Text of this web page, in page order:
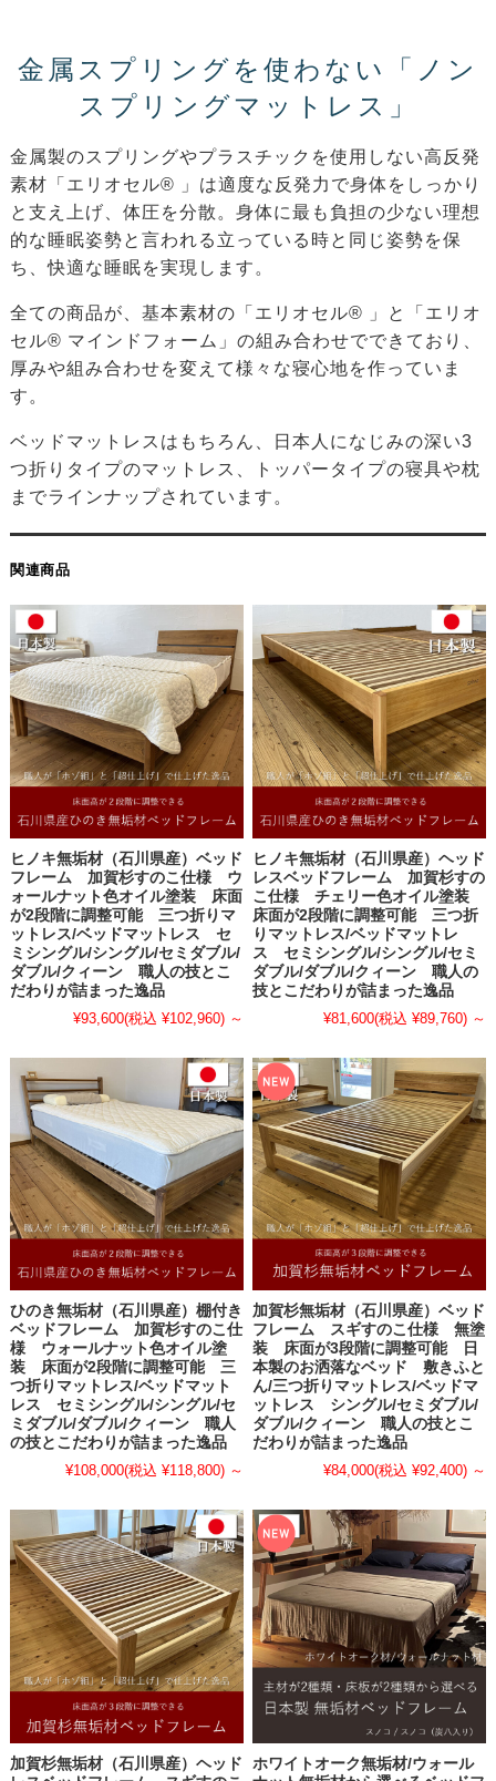
金属スプリングを使わない「ノン
スプリングマットレス」
金属製のスプリングやプラスチックを使用しない高反発
素材「エリオセル® 」は適度な反発力で身体をしっかり
と支え上げ、体圧を分散。身体に最も負担の少ない理想
的な睡眠姿勢と言われる立っている時と同じ姿勢を保
ち、快適な睡眠を実現します。
全ての商品が、基本素材の「エリオセル® 」と「エリオ
セル® マインドフォーム」の組み合わせでできており、
厚みや組み合わせを変えて様々な寝心地を作っていま
す。
ベッドマットレスはもちろん、日本人になじみの深い3
つ折りタイプのマットレス、トッパータイプの寝具や枕
までラインナップされています。
関連商品
ヒノキ無垢材（石川県産）ベッド
フレーム 加賀杉すのこ仕様 ウ
ォールナット色オイル塗装 床面
が2段階に調整可能 三つ折りマ
ットレス/ベッドマットレス セ
ミシングル/シングル/セミダブル/
ダブル/クィーン 職人の技とこ
だわりが詰まった逸品
¥93,600(税込 ¥102,960) ～
ヒノキ無垢材（石川県産）ヘッド
レスベッドフレーム 加賀杉すの
こ仕様 チェリー色オイル塗装
床面が2段階に調整可能 三つ折
りマットレス/ベッドマットレ
ス セミシングル/シングル/セミ
ダブル/ダブル/クィーン 職人の
技とこだわりが詰まった逸品
¥81,600(税込 ¥89,760) ～
ひのき無垢材（石川県産）棚付き
ベッドフレーム 加賀杉すのこ仕
様 ウォールナット色オイル塗
装 床面が2段階に調整可能 三
つ折りマットレス/ベッドマット
レス セミシングル/シングル/セ
ミダブル/ダブル/クィーン 職人
の技とこだわりが詰まった逸品
¥108,000(税込 ¥118,800) ～
加賀杉無垢材（石川県産）ベッド
フレーム スギすのこ仕様 無塗
装 床面が3段階に調整可能 日
本製のお洒落なベッド 敷きふと
ん/三つ折りマットレス/ベッドマ
ットレス シングル/セミダブル/
ダブル/クィーン 職人の技とこ
だわりが詰まった逸品
¥84,000(税込 ¥92,400) ～
加賀杉無垢材（石川県産）ヘッド
ホワイトオーク無垢材/ウォール